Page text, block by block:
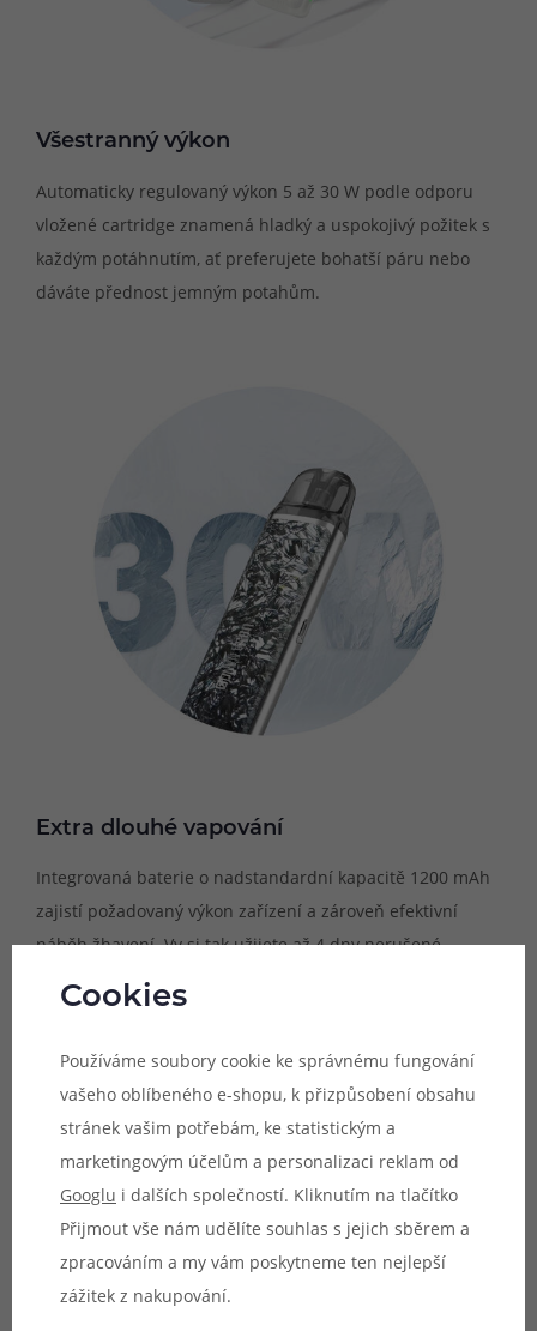
Všestranný výkon
Automaticky regulovaný výkon 5 až 30 W podle odporu
vložené cartridge znamená hladký a uspokojivý požitek s
každým potáhnutím, ať preferujete bohatší páru nebo
dáváte přednost jemným potahům.
Extra dlouhé vapování
Integrovaná baterie o nadstandardní kapacitě 1200 mAh
zajistí požadovaný výkon zařízení a zároveň efektivní
náběh žhavení. Vy si tak užijete až 4 dny nerušené
vapingové vášně.
Cookies
Používáme soubory cookie ke správnému fungování
vašeho oblíbeného e-shopu, k přizpůsobení obsahu
stránek vašim potřebám, ke statistickým a
marketingovým účelům a personalizaci reklam od
Googlu i dalších společností. Kliknutím na tlačítko
Přijmout vše nám udělíte souhlas s jejich sběrem a
zpracováním a my vám poskytneme ten nejlepší
zážitek z nakupování.